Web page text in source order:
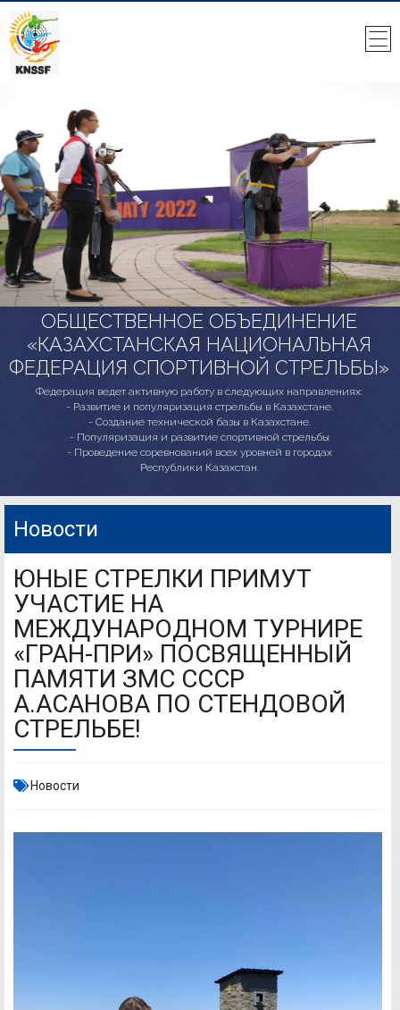
ОБЩЕСТВЕННОЕ ОБЪЕДИНЕНИЕ
«КАЗАХСТАНСКАЯ НАЦИОНАЛЬНАЯ
ФЕДЕРАЦИЯ СПОРТИВНОЙ СТРЕЛЬБЫ»
Федерация ведет активную работу в следующих направлениях:
- Развитие и популяризация стрельбы в Казахстане.
- Создание технической базы в Казахстане.
- Популяризация и развитие спортивной стрельбы
- Проведение соревнований всех уровней в городах
Республики Казахстан.
Новости
ЮНЫЕ СТРЕЛКИ ПРИМУТ
УЧАСТИЕ НА
МЕЖДУНАРОДНОМ ТУРНИРЕ
«ГРАН-ПРИ» ПОСВЯЩЕННЫЙ
ПАМЯТИ ЗМС СССР
А.АСАНОВА ПО СТЕНДОВОЙ
СТРЕЛЬБЕ!
Новости